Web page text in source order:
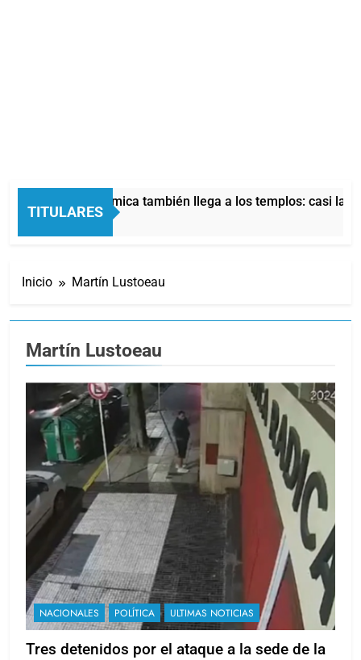
TITULARES
crisis económica también llega a los templos: casi la
Horas Atrás
Inicio Martín Lustoeau
Martín Lustoeau
NACIONALES POLÍTICA ULTIMAS NOTICIAS
Tres detenidos por el ataque a la sede de la